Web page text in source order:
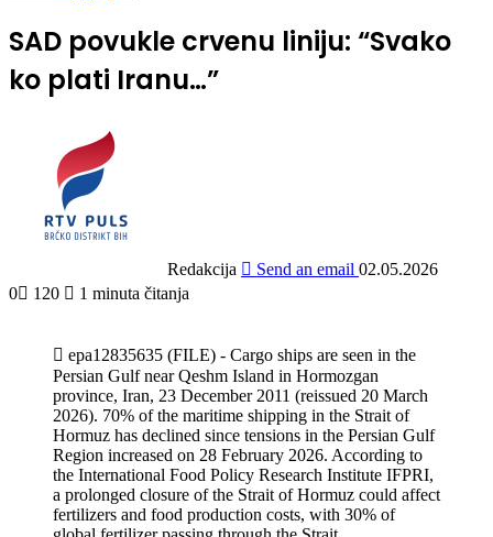
SAD povukle crvenu liniju: “Svako
ko plati Iranu…”
Redakcija Send an email 02.05.2026
0
120 1 minuta čitanja
epa12835635 (FILE) - Cargo ships are seen in the
Persian Gulf near Qeshm Island in Hormozgan
province, Iran, 23 December 2011 (reissued 20 March
2026). 70% of the maritime shipping in the Strait of
Hormuz has declined since tensions in the Persian Gulf
Region increased on 28 February 2026. According to
the International Food Policy Research Institute IFPRI,
a prolonged closure of the Strait of Hormuz could affect
fertilizers and food production costs, with 30% of